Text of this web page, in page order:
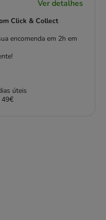
Ver detalhes
Click & Collect
encomenda em 2h em
úteis
49€